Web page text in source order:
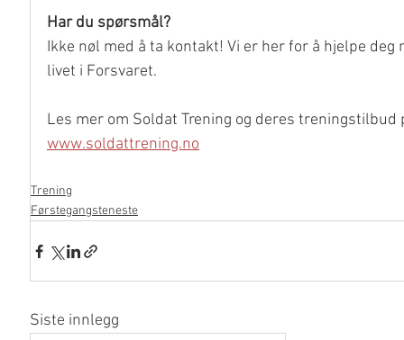
Har du spørsmål?
Ikke nøl med å ta kontakt! Vi er her for å hjelpe
livet i Forsvaret.
Les mer om Soldat Trening og deres treningstilbud
www.soldattrening.no
Trening
Førstegangsteneste
Siste innlegg